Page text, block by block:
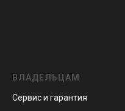
ВЛАДЕЛЬЦАМ
Сервис и гарантия